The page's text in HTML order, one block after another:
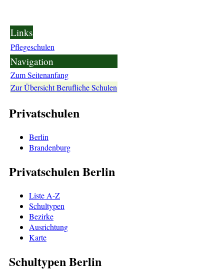
Links
Pflegeschulen
Navigation
Zum Seitenanfang
Zur Übersicht Berufliche Schulen
Privatschulen
Berlin
Brandenburg
Privatschulen Berlin
Liste A-Z
Schultypen
Bezirke
Ausrichtung
Karte
Schultypen Berlin